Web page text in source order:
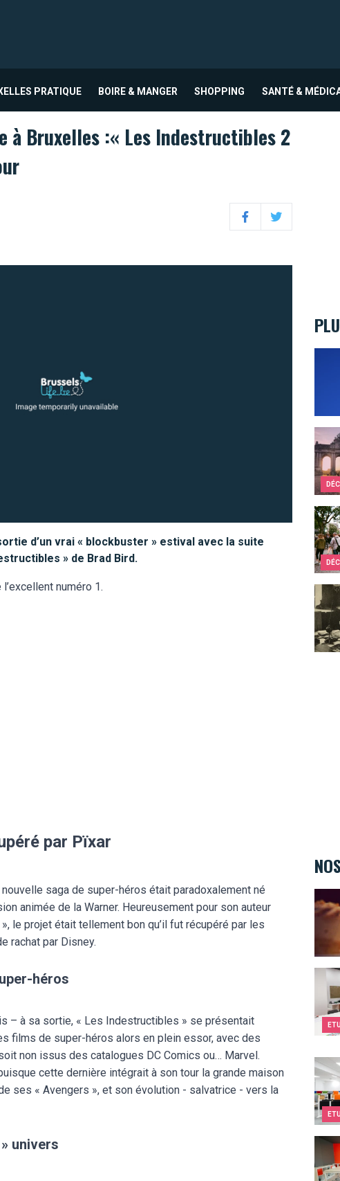
PRATIQUE BOIRE & MANGER SHOPPING SANTÉ &
à Bruxelles :« Les Indestructibles 2
FacebookTwitter
d’un vrai « blockbuster » estival avec la suite
» de Brad Bird.
numéro 1.
par Pïxar
saga de super-héros était paradoxalement né
animée de la Warner. Heureusement pour son auteur
le projet était tellement bon qu’il fut récupéré par les
rachat par Disney.
héros
– à sa sortie, « Les Indestructibles » se présentait
films de super-héros alors en plein essor, avec des
non issus des catalogues DC Comics ou… Marvel.
cette dernière intégrait à son tour la grande maison
ses « Avengers », et son évolution - salvatrice - vers la
univers
Qui
Les
Au
EPFC